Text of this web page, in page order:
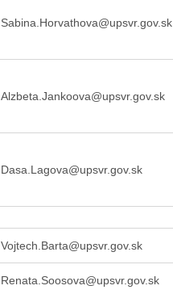
Sabina.Horvathova@upsvr.gov.sk
Alzbeta.Jankoova@upsvr.gov.sk
Dasa.Lagova@upsvr.gov.sk
Vojtech.Barta@upsvr.gov.sk
Renata.Soosova@upsvr.gov.sk